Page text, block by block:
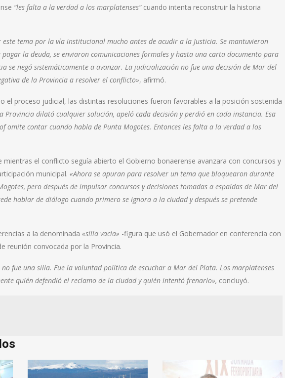
“les falta a la verdad a los marplatenses”cuando intenta reconstruir la historia
tema por la vía institucional mucho antes de acudir a la Justicia. Se mantuvieron
la deuda, se enviaron comunicaciones formales y hasta una carta documento para
se negó sistemáticamente a avanzar. La judicialización no fue una decisión de Mar del
de la Provincia a resolver el conflicto», afirmó.
el proceso judicial, las distintas resoluciones fueron favorables a la posición sostenida
Provincia dilató cualquier solución, apeló cada decisión y perdió en cada instancia. Esa
omite contar cuando habla de Punta Mogotes. Entonces les falta a la verdad a los
mientras el conflicto seguía abierto el Gobierno bonaerense avanzara con concursos y
municipal. «Ahora se apuran para resolver un tema que bloquearon durante
pero después de impulsar concursos y decisiones tomadas a espaldas de Mar del
hablar de diálogo cuando primero se ignora a la ciudad y después se pretende
a la denominada «silla vacía» -figura que usó el Gobernador en conferencia con
reunión convocada por la Provincia.
fue una silla. Fue la voluntad política de escuchar a Mar del Plata. Los marplatenses
quién defendió el reclamo de la ciudad y quién intentó frenarlo», concluyó.